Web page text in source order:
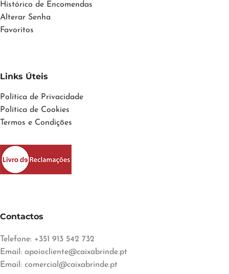
Histórico de Encomendas
Alterar Senha
Favoritos
Links Úteis
Política de Privacidade
Política de Cookies
Termos e Condições
Contactos
Telefone: +351 913 542 732
Email: apoiocliente@caixabrinde.pt
Email: comercial@caixabrinde.pt